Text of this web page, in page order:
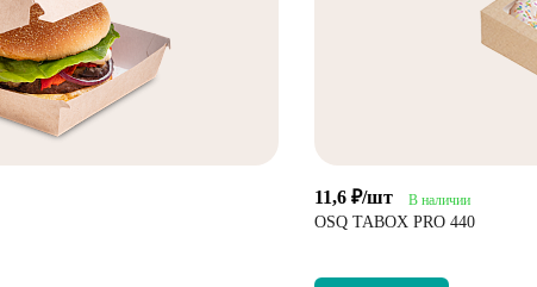
11,6 ₽/шт В наличии
OSQ TABOX PRO 440